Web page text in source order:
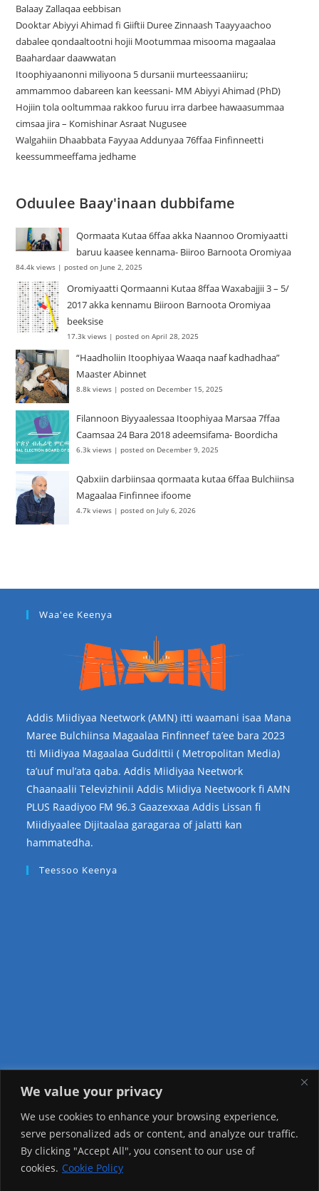
We value your privacy
We use cookies to enhance your browsing experience,
serve personalized ads or content, and analyze our traffic.
By clicking "Accept All", you consent to our use of
cookies. Cookie Policy
Balaay Zallaqaa eebbisan
Dooktar Abiyyi Ahimad fi Giiftii Duree Zinnaash Taayyaachoo
dabalee qondaaltootni hojii Mootummaa misooma magaalaa
Baahardaar daawwatan
Itoophiyaanonni miliyoona 5 dursanii murteessaaniiru;
ammammoo dabareen kan keessani- MM Abiyyi Ahimad (PhD)
Hojiin tola ooltummaa rakkoo furuu irra darbee hawaasummaa
cimsaa jira – Komishinar Asraat Nugusee
Walgahiin Dhaabbata Fayyaa Addunyaa 76ffaa Finfinneetti
keessummeeffama jedhame
Oduulee Baay'inaan dubbifame
Qormaata Kutaa 6ffaa akka Naannoo Oromiyaatti
baruu kaasee kennama- Biiroo Barnoota Oromiyaa
84.4k views |posted on June 2, 2025
Oromiyaatti Qormaanni Kutaa 8ffaa Waxabajjii 3 – 5/
2017 akka kennamu Biiroon Barnoota Oromiyaa
beeksise
17.3k views |posted on April 28, 2025
“Haadholiin Itoophiyaa Waaqa naaf kadhadhaa”
Maaster Abinnet
8.8k views |posted on December 15, 2025
Filannoon Biyyaalessaa Itoophiyaa Marsaa 7ffaa
Caamsaa 24 Bara 2018 adeemsifama- Boordicha
6.3k views |posted on December 9, 2025
Qabxiin darbiinsaa qormaata kutaa 6ffaa Bulchiinsa
Magaalaa Finfinnee ifoome
4.7k views |posted on July 6, 2026
Waa'ee Keenya
Addis Miidiyaa Neetwork (AMN) itti waamani isaa Mana
Maree Bulchiinsa Magaalaa Finfinneef ta’ee bara 2023
tti Miidiyaa Magaalaa Guddittii ( Metropolitan Media)
ta’uuf mul’ata qaba. Addis Miidiyaa Neetwork
Chaanaalii Televizhinii Addis Miidiya Neetwoork fi AMN
PLUS Raadiyoo FM 96.3 Gaazexxaa Addis Lissan fi
Miidiyaalee Dijitaalaa garagaraa of jalatti kan
hammatedha.
Teessoo Keenya
Visitor Counter
Today: 344
Yesterday: 3757